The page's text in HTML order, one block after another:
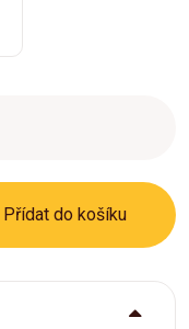
Přídat do košíku